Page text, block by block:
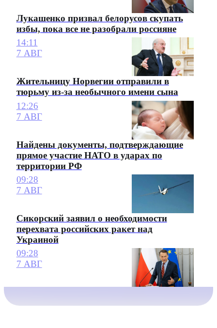
Лукашенко призвал белорусов скупать
избы, пока все не разобрали россияне
14:11
7 АВГ
Жительницу Норвегии отправили в
тюрьму из-за необычного имени сына
12:26
7 АВГ
Найдены документы, подтверждающие
прямое участие НАТО в ударах по
территории РФ
09:28
7 АВГ
Сикорский заявил о необходимости
перехвата российских ракет над
Украиной
09:28
7 АВГ